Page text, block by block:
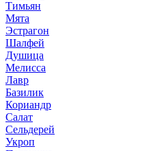
Тимьян
Мята
Эстрагон
Шалфей
Душица
Мелисса
Лавр
Базилик
Кориандр
Салат
Сельдерей
Укроп